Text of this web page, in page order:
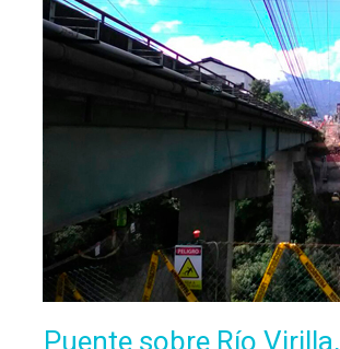
LEER MÁS
Puente sobre Río Virilla,